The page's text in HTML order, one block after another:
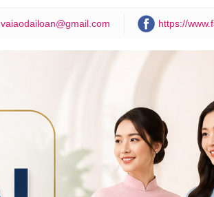
vaiaodailoan@gmail.com https://